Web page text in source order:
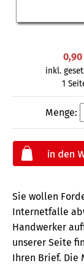
0,90
inkl.
1
Menge:
Sie wollen
Internetfalle
Handwerker
unserer Seite
Ihren Brief. Die